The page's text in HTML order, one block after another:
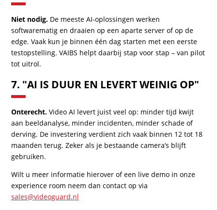
Niet nodig. De meeste AI-oplossingen werken
softwarematig en draaien op een aparte server of op de
edge. Vaak kun je binnen één dag starten met een eerste
testopstelling. VAIBS helpt daarbij stap voor stap – van pilot
tot uitrol.
7. "AI IS DUUR EN LEVERT WEINIG OP"
Onterecht. Video AI levert juist veel op: minder tijd kwijt
aan beeldanalyse, minder incidenten, minder schade of
derving. De investering verdient zich vaak binnen 12 tot 18
maanden terug. Zeker als je bestaande camera’s blijft
gebruiken.
Wilt u meer informatie hierover of een live demo in onze
experience room neem dan contact op via
sales@videoguard.nl